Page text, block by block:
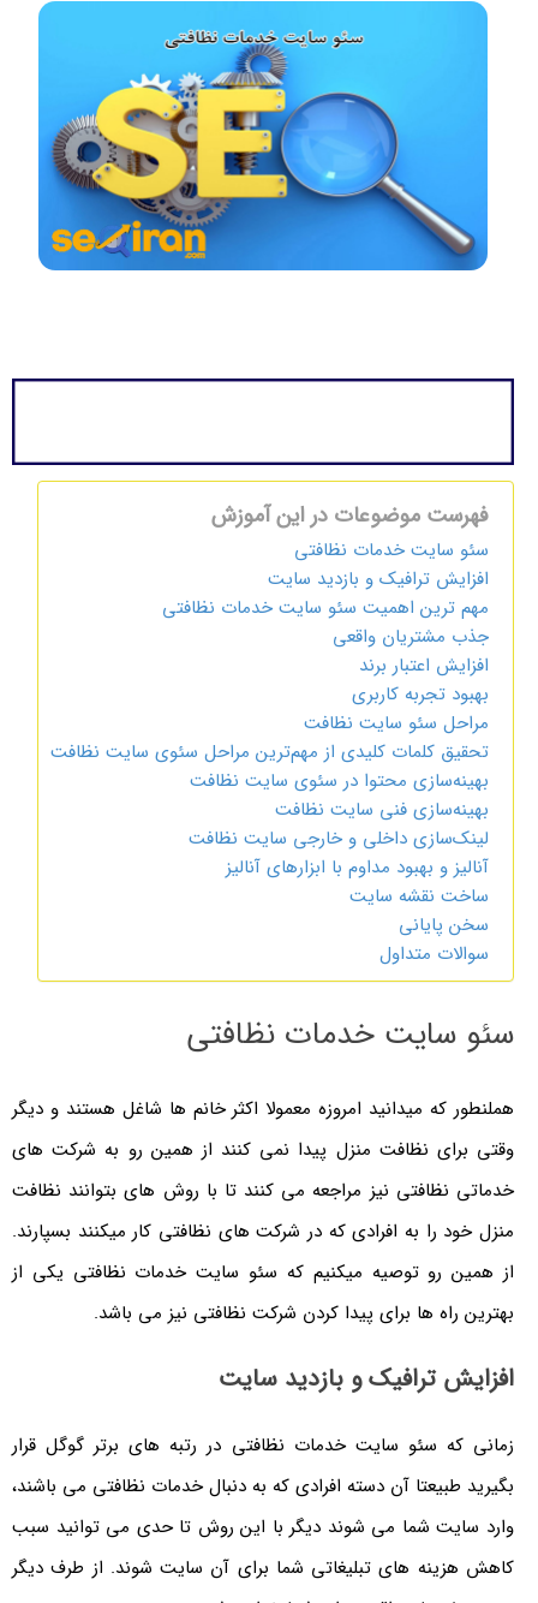
فهرست موضوعات در این آموزش
سئو سایت خدمات نظافتی
افزایش ترافیک و بازدید سایت
مهم ترین اهمیت سئو سایت خدمات نظافتی
جذب مشتریان واقعی
افزایش اعتبار برند
بهبود تجربه کاربری
مراحل سئو سایت نظافت
تحقیق کلمات کلیدی از مهم‌ترین مراحل سئوی سایت نظافت
بهینه‌سازی محتوا در سئوی سایت نظافت
بهینه‌سازی فنی سایت نظافت
لینک‌سازی داخلی و خارجی سایت نظافت
آنالیز و بهبود مداوم با ابزارهای آنالیز
ساخت نقشه سایت
سخن پایانی
سوالات متداول
سئو سایت خدمات نظافتی
هملنطور که میدانید امروزه معمولا اکثر خانم ها شاغل هستند و دیگر
وقتی برای نظافت منزل پیدا نمی کنند از همین رو به شرکت های
خدماتی نظافتی نیز مراجعه می کنند تا با روش های بتوانند نظافت
منزل خود را به افرادی که در شرکت های نظافتی کار میکنند بسپارند.
از همین رو توصیه میکنیم که سئو سایت خدمات نظافتی یکی از
بهترین راه ها برای پیدا کردن شرکت نظافتی نیز می باشد.
افزایش ترافیک و بازدید سایت
زمانی که سئو سایت خدمات نظافتی در رتبه های برتر گوگل قرار
بگیرید طبیعتا آن دسته افرادی که به دنبال خدمات نظافتی می باشند،
وارد سایت شما می شوند دیگر با این روش تا حدی می توانید سبب
کاهش هزینه های تبلیغاتی شما برای آن سایت شوند. از طرف دیگر